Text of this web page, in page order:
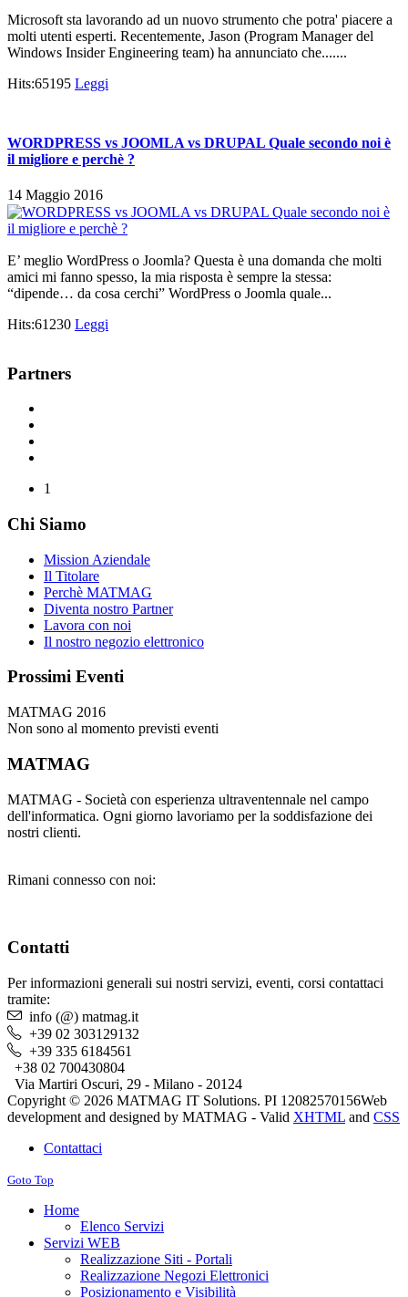
Microsoft sta lavorando ad un nuovo strumento che potra' piacere a
molti utenti esperti. Recentemente, Jason (Program Manager del
Windows Insider Engineering team) ha annunciato che.......
Hits:65195 Leggi
WORDPRESS vs JOOMLA vs DRUPAL Quale secondo noi è
il migliore e perchè ?
14 Maggio 2016
E’ meglio WordPress o Joomla? Questa è una domanda che molti
amici mi fanno spesso, la mia risposta è sempre la stessa:
“dipende… da cosa cerchi” WordPress o Joomla quale...
Hits:61230 Leggi
Partners
1
Chi Siamo
Mission Aziendale
Il Titolare
Perchè MATMAG
Diventa nostro Partner
Lavora con noi
Il nostro negozio elettronico
Prossimi Eventi
MATMAG 2016
Non sono al momento previsti eventi
MATMAG
MATMAG - Società con esperienza ultraventennale nel campo
dell'informatica. Ogni giorno lavoriamo per la soddisfazione dei
nostri clienti.
Rimani connesso con noi:
Contatti
Per informazioni generali sui nostri servizi, eventi, corsi contattaci
tramite:
info (@) matmag.it
+39 02 303129132
+39 335 6184561
+38 02 700430804
Via Martiri Oscuri, 29 - Milano - 20124
Copyright © 2026 MATMAG IT Solutions. PI 12082570156Web
development and designed by MATMAG - Valid XHTML and CSS
Contattaci
Goto Top
Home
Elenco Servizi
Servizi WEB
Realizzazione Siti - Portali
Realizzazione Negozi Elettronici
Posizionamento e Visibilità